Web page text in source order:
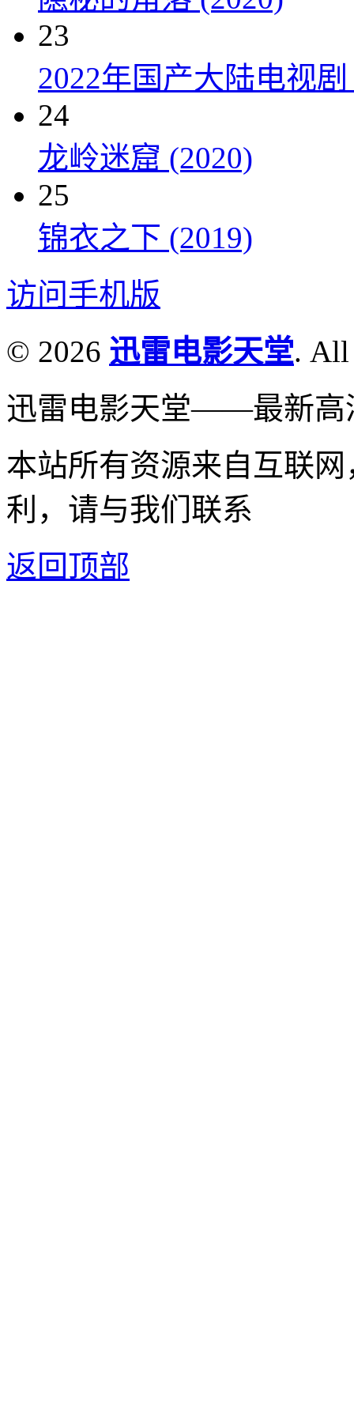
23
2022年国产大陆电视
24
龙岭迷窟 (2020)
25
锦衣之下 (2019)
访问手机版
© 2026 迅雷电影天堂. All
迅雷电影天堂——最新高
本站所有资源来自互联
利，请与我们联系
返回顶部